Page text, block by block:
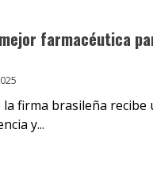
farmacéutica
firma brasileña recibe
y...